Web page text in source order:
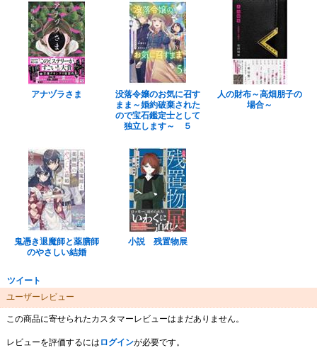
アナヅラさま
没落令嬢のお気に召す
まま～婚約破棄された
ので宝石鑑定士として
独立します～ ５
人の財布～高畑朋子の
場合～
鬼憑き退魔師と薬膳師
のやさしい結婚
小説 残置物展
ツイート
ユーザーレビュー
この商品に寄せられたカスタマーレビューはまだありません。
レビューを評価するには ログインが必要です。